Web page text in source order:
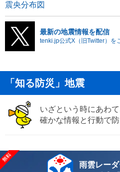
震央分布図
最新の地震情報を配信
tenki.jp公式X（旧Twitter）を
「知る防災」地震
いざという時にあわ
確かな情報と行動で
雨雲レーダ